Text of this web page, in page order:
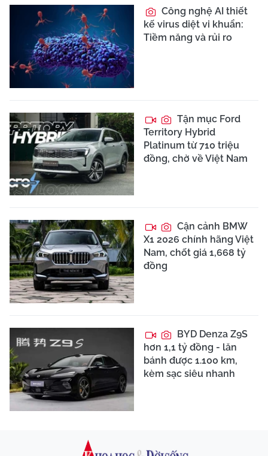
Công nghệ AI thiết
kế virus diệt vi khuẩn:
Tiềm năng và rủi ro
Tận mục Ford
Territory Hybrid
Platinum từ 710 triệu
đồng, chờ về Việt Nam
Cận cảnh BMW
X1 2026 chính hãng Việt
Nam, chốt giá 1,668 tỷ
đồng
BYD Denza Z9S
hơn 1,1 tỷ đồng - lăn
bánh được 1.100 km,
kèm sạc siêu nhanh